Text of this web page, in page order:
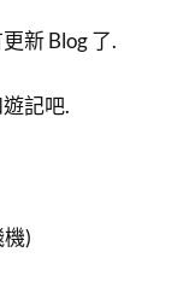
新 Blog 了.
記吧.
)